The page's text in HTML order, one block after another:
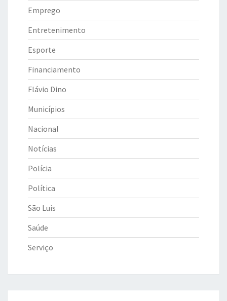
Emprego
Entretenimento
Esporte
Financiamento
Flávio Dino
Municípios
Nacional
Notícias
Polícia
Política
São Luis
Saúde
Serviço